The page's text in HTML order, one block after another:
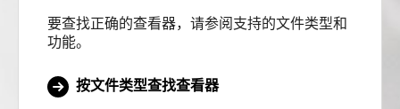
要查找正确的查看器，请参阅支持的文件类型和
功能。
按文件类型查找查看器